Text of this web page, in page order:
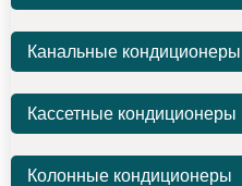
Канальные кондиционеры
Кассетные кондиционеры
Колонные кондиционеры